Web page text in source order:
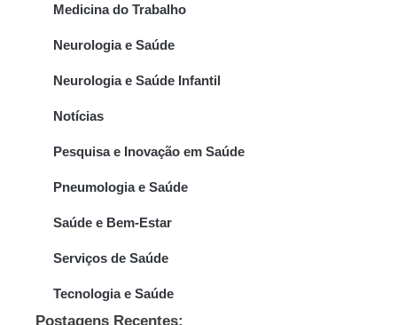
Medicina do Trabalho
Neurologia e Saúde
Neurologia e Saúde Infantil
Notícias
Pesquisa e Inovação em Saúde
Pneumologia e Saúde
Saúde e Bem-Estar
Serviços de Saúde
Tecnologia e Saúde
Postagens Recentes: